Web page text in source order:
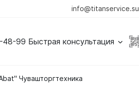
info@titanservice.su
48-99 Быстрая консультация
Чувашторгтехника